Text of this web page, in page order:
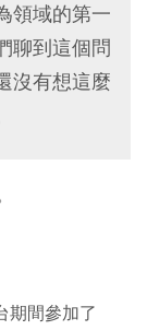
領域的第一
聊到這個問
沒有想這麼
期間參加了